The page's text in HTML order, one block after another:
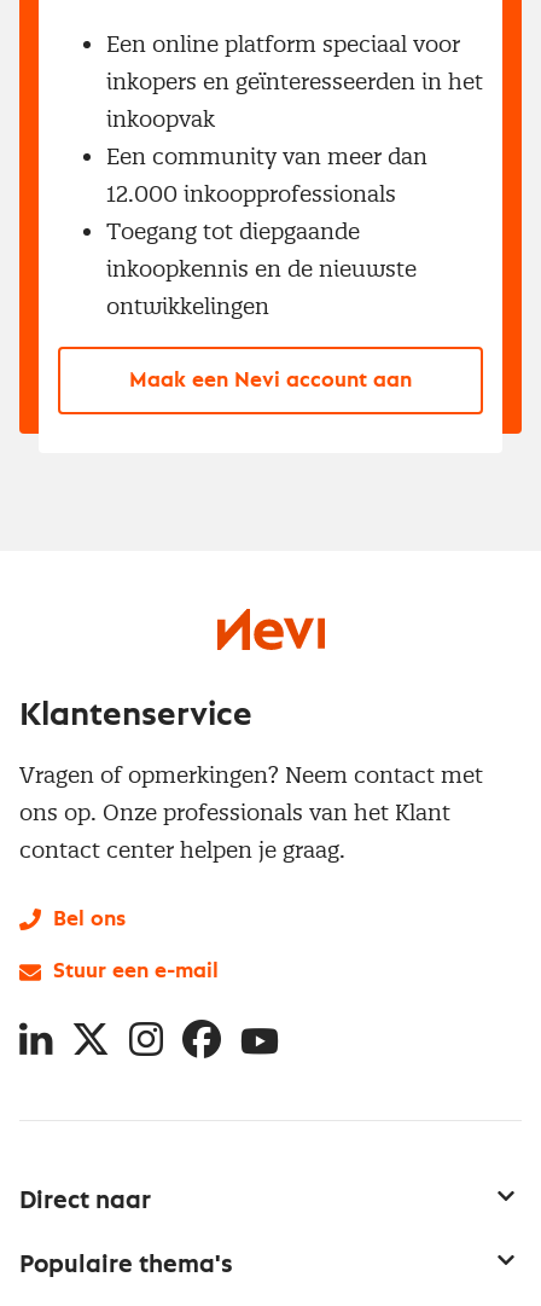
Een online platform speciaal voor
inkopers en geïnteresseerden in het
inkoopvak
Een community van meer dan
12.000 inkoopprofessionals
Toegang tot diepgaande
inkoopkennis en de nieuwste
ontwikkelingen
Maak een Nevi account aan
Direct naar
Populaire thema's
Klantenservice
Vragen of opmerkingen? Neem contact met
ons op. Onze professionals van het Klant
contact center helpen je graag.
Bel ons
Stuur een e-mail
LinkedIn
X InstagramFacebookYouTube